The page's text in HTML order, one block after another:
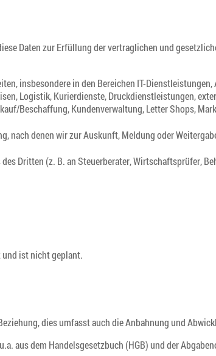
Daten zur Erfüllung der vertraglichen und
insbesondere in den Bereichen IT-
Logistik, Kurierdienste, Druckdienstleistungen,
Beschaffung, Kundenverwaltung, Letter Shops,
denen wir zur Auskunft, Meldung oder
Dritten (z. B. an Steuerberater, Wirtschaftsprüfer,
ist nicht geplant.
dies umfasst auch die Anbahnung und
dem Handelsgesetzbuch (HGB) und der